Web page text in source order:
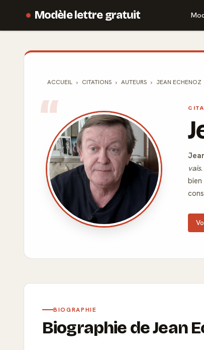
Modèle lettre gratuit
ACCUEIL CITATIONS AUTEURS JEAN ECHENOZ
vais
BIOGRAPHIE
Biographie de Jean